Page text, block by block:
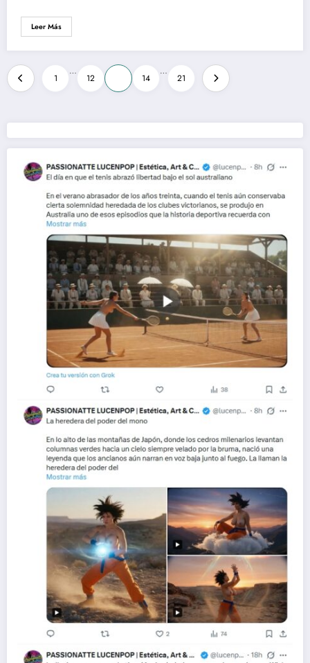
Leer Más
Paginación
de
entradas
1
…
12 14
…
21